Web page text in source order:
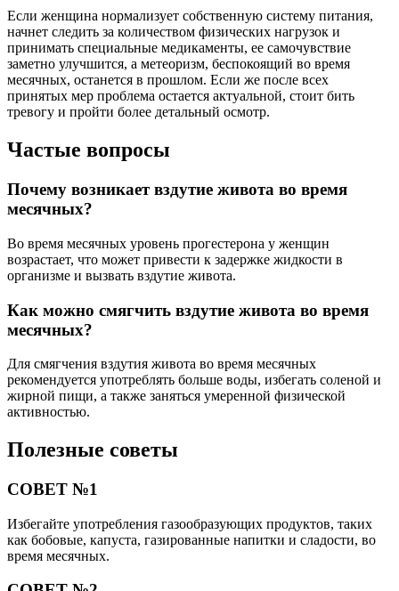
Если женщина нормализует собственную систему питания,
начнет следить за количеством физических нагрузок и
принимать специальные медикаменты, ее самочувствие
заметно улучшится, а метеоризм, беспокоящий во время
месячных, останется в прошлом. Если же после всех
принятых мер проблема остается актуальной, стоит бить
тревогу и пройти более детальный осмотр.
Частые вопросы
Почему возникает вздутие живота во время
месячных?
Во время месячных уровень прогестерона у женщин
возрастает, что может привести к задержке жидкости в
организме и вызвать вздутие живота.
Как можно смягчить вздутие живота во время
месячных?
Для смягчения вздутия живота во время месячных
рекомендуется употреблять больше воды, избегать соленой и
жирной пищи, а также заняться умеренной физической
активностью.
Полезные советы
СОВЕТ №1
Избегайте употребления газообразующих продуктов, таких
как бобовые, капуста, газированные напитки и сладости, во
время месячных.